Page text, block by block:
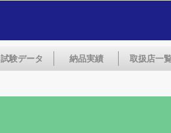
試験データ 納品実績 取扱店一